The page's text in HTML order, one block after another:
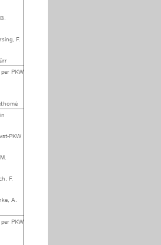
F.
PKW
PKW
F.
A.
PKW